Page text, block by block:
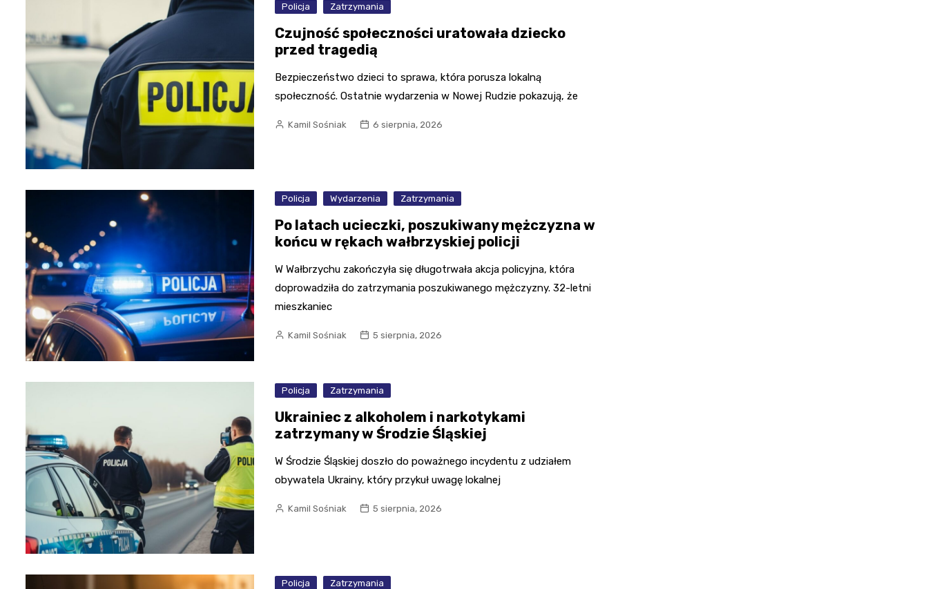
Policja Zatrzymania
Czujność społeczności uratowała dziecko
przed tragedią
Bezpieczeństwo dzieci to sprawa, która porusza lokalną
społeczność. Ostatnie wydarzenia w Nowej Rudzie pokazują, że
Kamil Sośniak 6 sierpnia, 2026
Policja Wydarzenia Zatrzymania
Po latach ucieczki, poszukiwany mężczyzna w
końcu w rękach wałbrzyskiej policji
W Wałbrzychu zakończyła się długotrwała akcja policyjna, która
doprowadziła do zatrzymania poszukiwanego mężczyzny. 32-letni
mieszkaniec
Kamil Sośniak 5 sierpnia, 2026
Policja Zatrzymania
Ukrainiec z alkoholem i narkotykami
zatrzymany w Środzie Śląskiej
W Środzie Śląskiej doszło do poważnego incydentu z udziałem
obywatela Ukrainy, który przykuł uwagę lokalnej
Kamil Sośniak 5 sierpnia, 2026
Policja Zatrzymania